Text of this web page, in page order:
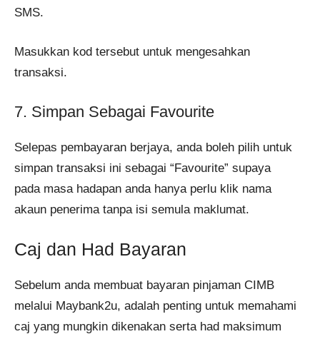
SMS.
Masukkan kod tersebut untuk mengesahkan
transaksi.
7. Simpan Sebagai Favourite
Selepas pembayaran berjaya, anda boleh pilih untuk
simpan transaksi ini sebagai “Favourite” supaya
pada masa hadapan anda hanya perlu klik nama
akaun penerima tanpa isi semula maklumat.
Caj dan Had Bayaran
Sebelum anda membuat bayaran pinjaman CIMB
melalui Maybank2u, adalah penting untuk memahami
caj yang mungkin dikenakan serta had maksimum